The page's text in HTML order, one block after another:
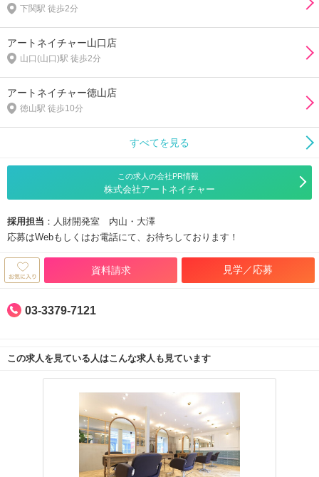
下関駅 徒歩2分
アートネイチャー山口店
山口(山口)駅 徒歩2分
アートネイチャー徳山店
徳山駅 徒歩10分
すべてを見る
この求人の会社PR情報
株式会社アートネイチャー
採用担当 ：人財開発室 内山・大澤
応募はWebもしくはお電話にて、お待ちしております！
資料請求 見学／応募
03-3379-7121
この求人を見ている人はこんな求人も見ています